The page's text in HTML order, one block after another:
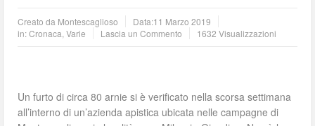
Creato da Montescaglioso Data:11 Marzo 2019
in:Cronaca ,Varie Lascia un Commento 1632 Visualizzazioni
Un furto di circa 80 arnie si è verificato nella scorsa settimana
all’interno di un’azienda apistica ubicata nelle campagne di